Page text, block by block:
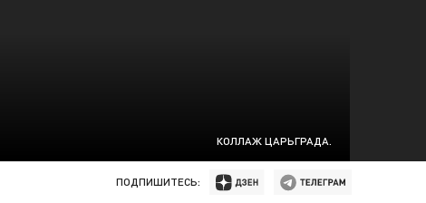
КОЛЛАЖ ЦАРЬГРАДА.
ПОДПИШИТЕСЬ: